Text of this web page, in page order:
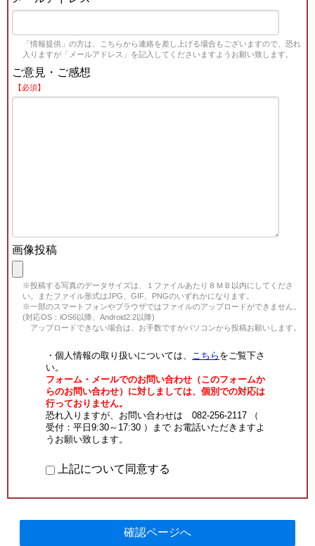
「情報提供」の方は、こちらから連絡を差し上げる場合もございますので、恐れ
入りますが「メールアドレス」を記入してくださいますようお願い致します。
ご意見・ご感想
【必須】
画像投稿
※投稿する写真のデータサイズは、１ファイルあたり８ＭＢ以内にしてくださ
い。またファイル形式はJPG、GIF、PNGのいずれかになります。
※一部のスマートフォンやブラウザではファイルのアップロードができません。
(対応OS：iOS6以降、Android2.2以降)
アップロードできない場合は、お手数ですがパソコンから投稿お願いします。
・個人情報の取り扱いについては、 こちら をご覧下さ
い。
フォーム・メールでのお問い合わせ（このフォームか
らのお問い合わせ）に対しましては、個別での対応は
行っておりません。
恐れ入りますが、お問い合わせは 082-256-2117 （
受付：平日9:30～17:30 ）まで お電話いただきますよ
うお願い致します。
上記について同意する
確認ページへ